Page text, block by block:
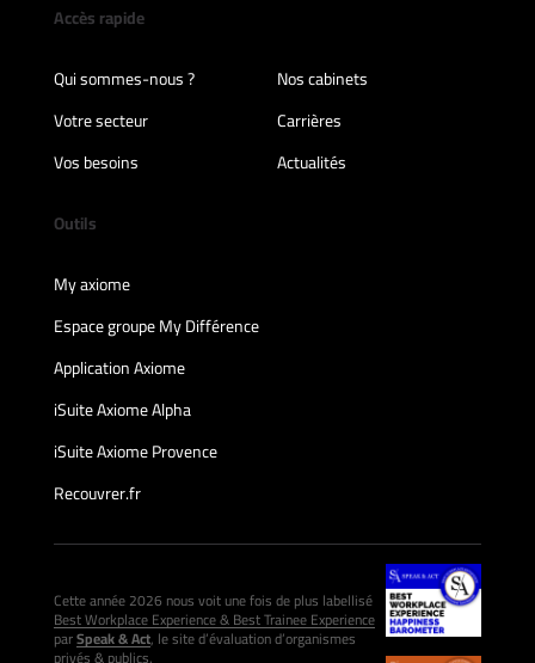
Accès rapide
Qui sommes-nous ?
Nos cabinets
Votre secteur
Carrières
Vos besoins
Actualités
Outils
My axiome
Espace groupe My Différence
Application Axiome
iSuite Axiome Alpha
iSuite Axiome Provence
Recouvrer.fr
Cette année 2026 nous voit une fois de plus labellisé
Best Workplace Experience & Best Trainee Experience
parSpeak & Act, le site d’évaluation d’organismes